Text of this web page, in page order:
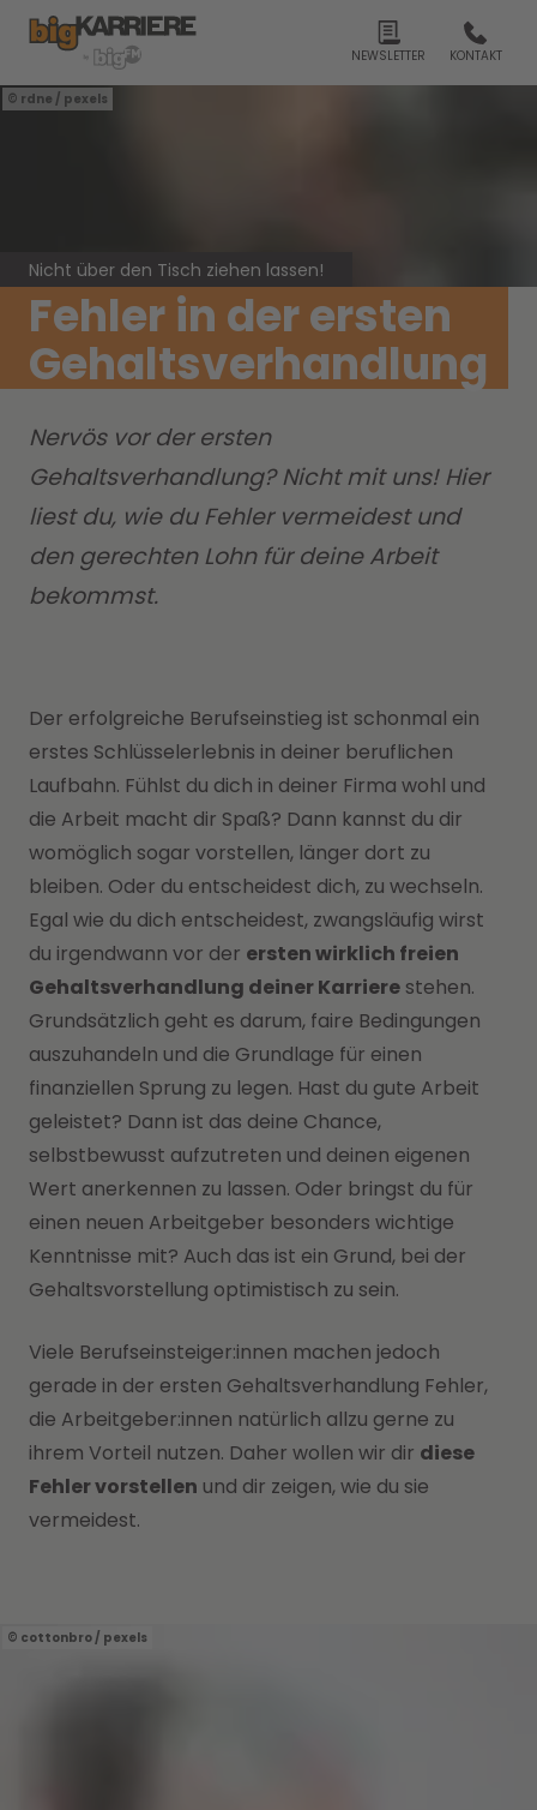
NEWSLETTER KONTAKT
rdne / pexels
Nicht über den Tisch ziehen lassen!
Fehler in der ersten
Gehaltsverhandlung
Nervös vor der ersten
Gehaltsverhandlung? Nicht mit uns! Hier
liest du, wie du Fehler vermeidest und
den gerechten Lohn für deine Arbeit
bekommst.
Der erfolgreiche Berufseinstieg ist schonmal ein
erstes Schlüsselerlebnis in deiner beruflichen
Laufbahn. Fühlst du dich in deiner Firma wohl und
die Arbeit macht dir Spaß? Dann kannst du dir
womöglich sogar vorstellen, länger dort zu
bleiben. Oder du entscheidest dich, zu wechseln.
Egal wie du dich entscheidest, zwangsläufig wirst
du irgendwann vor der ersten wirklich freien
Gehaltsverhandlung deiner Karriere stehen.
Grundsätzlich geht es darum, faire Bedingungen
auszuhandeln und die Grundlage für einen
finanziellen Sprung zu legen. Hast du gute Arbeit
geleistet? Dann ist das deine Chance,
selbstbewusst aufzutreten und deinen eigenen
Wert anerkennen zu lassen. Oder bringst du für
einen neuen Arbeitgeber besonders wichtige
Kenntnisse mit? Auch das ist ein Grund, bei der
Gehaltsvorstellung optimistisch zu sein.
Viele Berufseinsteiger:innen machen jedoch
gerade in der ersten Gehaltsverhandlung Fehler,
die Arbeitgeber:innen natürlich allzu gerne zu
ihrem Vorteil nutzen. Daher wollen wir dir diese
Fehler vorstellen und dir zeigen, wie du sie
vermeidest.
cottonbro / pexels